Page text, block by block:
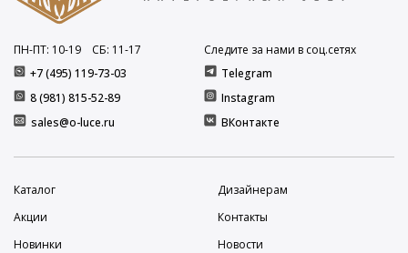
+7 (495) 119-73-03
8 (981) 815-52-89
ПН-ПТ: 10-19 СБ: 11-17
sales@o-luce.ru
Следите за нами в соц.сетях
Telegram
Instagram
ВКонтакте
Каталог
Дизайнерам
Акции
Контакты
Новинки
Новости